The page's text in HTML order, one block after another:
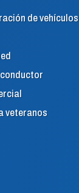
de vehículos
veteranos